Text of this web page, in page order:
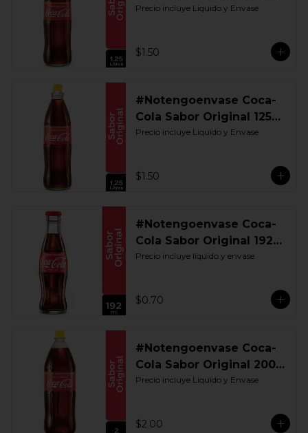
ML. Retornable Gye
Precio incluye Liquido y Envase
$1.50
#Notengoenvase Coca-
Cola Sabor Original 1250
ML. Retornable UIO
Precio incluye Liquido y Envase
$1.50
#Notengoenvase Coca-
Cola Sabor Original 192
ML. Retornable
Precio incluye líquido y envase
$0.70
#Notengoenvase Coca-
Cola Sabor Original 2000
ML. Retornable
Precio incluye Liquido y Envase
$2.00